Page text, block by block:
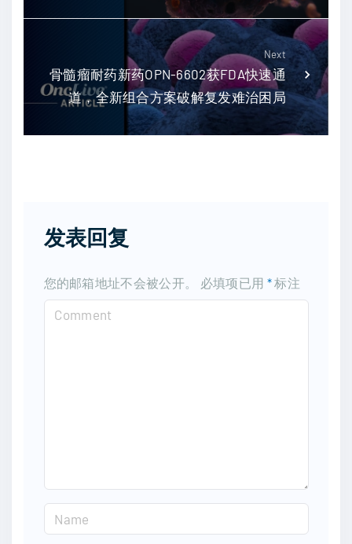
Next
骨髓瘤耐药新药OPN-6602获FDA快速通
道，全新组合方案破解复发难治困局
发表回复
您的邮箱地址不会被公开。 必填项已用 *标注
a